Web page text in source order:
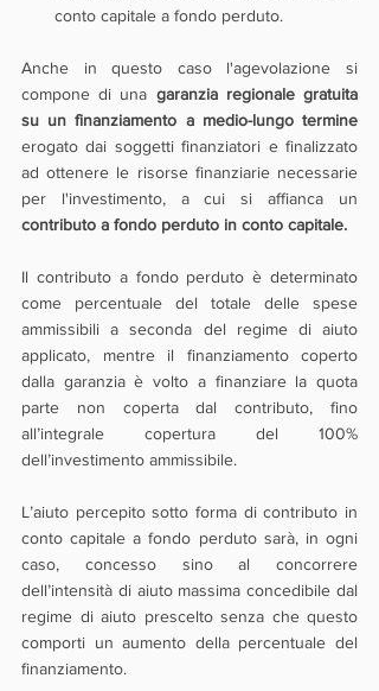
conto capitale a fondo perduto.
Anche in questo caso l'agevolazione si
compone di una garanzia regionale gratuita
erogato dai soggetti finanziatori e finalizzato
ad ottenere le risorse finanziarie necessarie
contributo a fondo perduto in conto capitale.
Il contributo a fondo perduto è determinato
come percentuale del totale delle spese
ammissibili a seconda del regime di aiuto
applicato, mentre il finanziamento coperto
dalla garanzia è volto a finanziare la quota
parte non coperta dal contributo, fino
all’integrale copertura del 100%
dell’investimento ammissibile.
L’aiuto percepito sotto forma di contributo in
conto capitale a fondo perduto sarà, in ogni
caso, concesso sino al concorrere
dell’intensità di aiuto massima concedibile dal
regime di aiuto prescelto senza che questo
comporti un aumento della percentuale del
finanziamento.